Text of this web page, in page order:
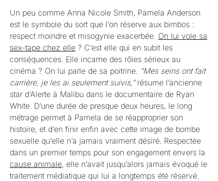
Un peu comme Anna Nicole Smith, Pamela Anderson
est le symbole du sort que l’on réserve aux bimbos :
respect moindre et misogynie exacerbée. On lui vole sa
sex-tape chez elle ? C’est elle qui en subit les
conséquences. Elle incarne des rôles sérieux au
cinéma ? On lui parle de sa poitrine. “Mes seins ont fait
carrière, je les ai seulement suivis,”résume l’ancienne
star d’Alerte à Malibu dans le documentaire de Ryan
White. D’une durée de presque deux heures, le long
métrage permet à Pamela de se réapproprier son
histoire, et d’en finir enfin avec cette image de bombe
sexuelle qu’elle n’a jamais vraiment désiré. Respectée
dans un premier temps pour son engagement envers la
cause animale, elle n’avait jusqu’alors jamais évoqué le
traitement médiatique qui lui a longtemps été réservé.